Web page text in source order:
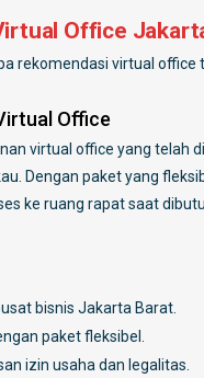
Office
rekomendasi virtual
Office
virtual office yang telah
Dengan paket yang
ke ruang rapat saat
bisnis Jakarta Barat.
paket fleksibel.
izin usaha dan legalitas.